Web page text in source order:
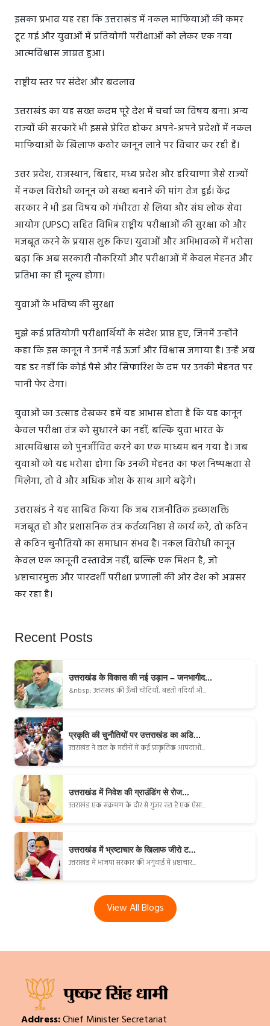
इसका प्रभाव यह रहा कि उत्तराखंड में नकल माफियाओं की कमर
टूट गई और युवाओं में प्रतियोगी परीक्षाओं को लेकर एक नया
आत्मविश्वास जाग्रत हुआ।
राष्ट्रीय स्तर पर संदेश और बदलाव
उत्तराखंड का यह सख्त कदम पूरे देश में चर्चा का विषय बना। अन्य
राज्यों की सरकारें भी इससे प्रेरित होकर अपने-अपने प्रदेशों में नकल
माफियाओं के खिलाफ कठोर कानून लाने पर विचार कर रही हैं।
उत्तर प्रदेश, राजस्थान, बिहार, मध्य प्रदेश और हरियाणा जैसे राज्यों
में नकल विरोधी कानून को सख्त बनाने की मांग तेज हुई। केंद्र
सरकार ने भी इस विषय को गंभीरता से लिया और संघ लोक सेवा
आयोग (UPSC) सहित विभिन्न राष्ट्रीय परीक्षाओं की सुरक्षा को और
मजबूत करने के प्रयास शुरू किए। युवाओं और अभिभावकों में भरोसा
बढ़ा कि अब सरकारी नौकरियों और परीक्षाओं में केवल मेहनत और
प्रतिभा का ही मूल्य होगा।
युवाओं के भविष्य की सुरक्षा
मुझे कई प्रतियोगी परीक्षार्थियों के संदेश प्राप्त हुए, जिनमें उन्होंने
कहा कि इस कानून ने उनमें नई ऊर्जा और विश्वास जगाया है। उन्हें अब
यह डर नहीं कि कोई पैसे और सिफारिश के दम पर उनकी मेहनत पर
पानी फेर देगा।
युवाओं का उत्साह देखकर हमें यह आभास होता है कि यह कानून
केवल परीक्षा तंत्र को सुधारने का नहीं, बल्कि युवा भारत के
आत्मविश्वास को पुनर्जीवित करने का एक माध्यम बन गया है। जब
युवाओं को यह भरोसा होगा कि उनकी मेहनत का फल निष्पक्षता से
मिलेगा, तो वे और अधिक जोश के साथ आगे बढ़ेंगे।
उत्तराखंड ने यह साबित किया कि जब राजनीतिक इच्छाशक्ति
मजबूत हो और प्रशासनिक तंत्र कर्तव्यनिष्ठा से कार्य करे, तो कठिन
से कठिन चुनौतियों का समाधान संभव है। नकल विरोधी कानून
केवल एक कानूनी दस्तावेज नहीं, बल्कि एक मिशन है, जो
भ्रष्टाचारमुक्त और पारदर्शी परीक्षा प्रणाली की ओर देश को अग्रसर
कर रहा है।
Recent Posts
उत्तराखंड के विकास की नई उड़ान – जनभागीद...
&nbsp; उत्तराखंड की ऊँची चोटियाँ, बहती नदियाँ औ...
प्रकृति की चुनौतियों पर उत्तराखंड का अडि...
उत्तराखंड ने हाल के महीनों में कई प्राकृतिक आपदाओं...
उत्तराखंड में निवेश की ग्राउंडिंग से रोज...
उत्तराखंड एक संक्रमण के दौर से गुजर रहा है एक ऐसा...
उत्तराखंड में भ्रष्टाचार के खिलाफ जीरो ट...
उत्तराखंड में भाजपा सरकार की अगुवाई में भ्रष्टाचार...
View All Blogs
Address:Chief Minister Secretariat